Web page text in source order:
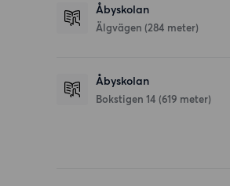
Åbyskolan
Älgvägen (284 meter)
Åbyskolan
Bokstigen 14 (619 meter)